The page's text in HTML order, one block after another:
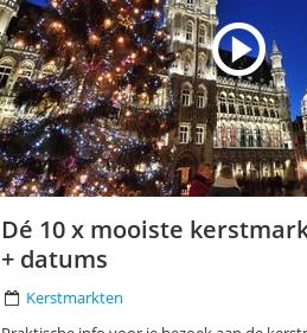
Dé 10 x mooiste
+ datums
Kerstmarkten